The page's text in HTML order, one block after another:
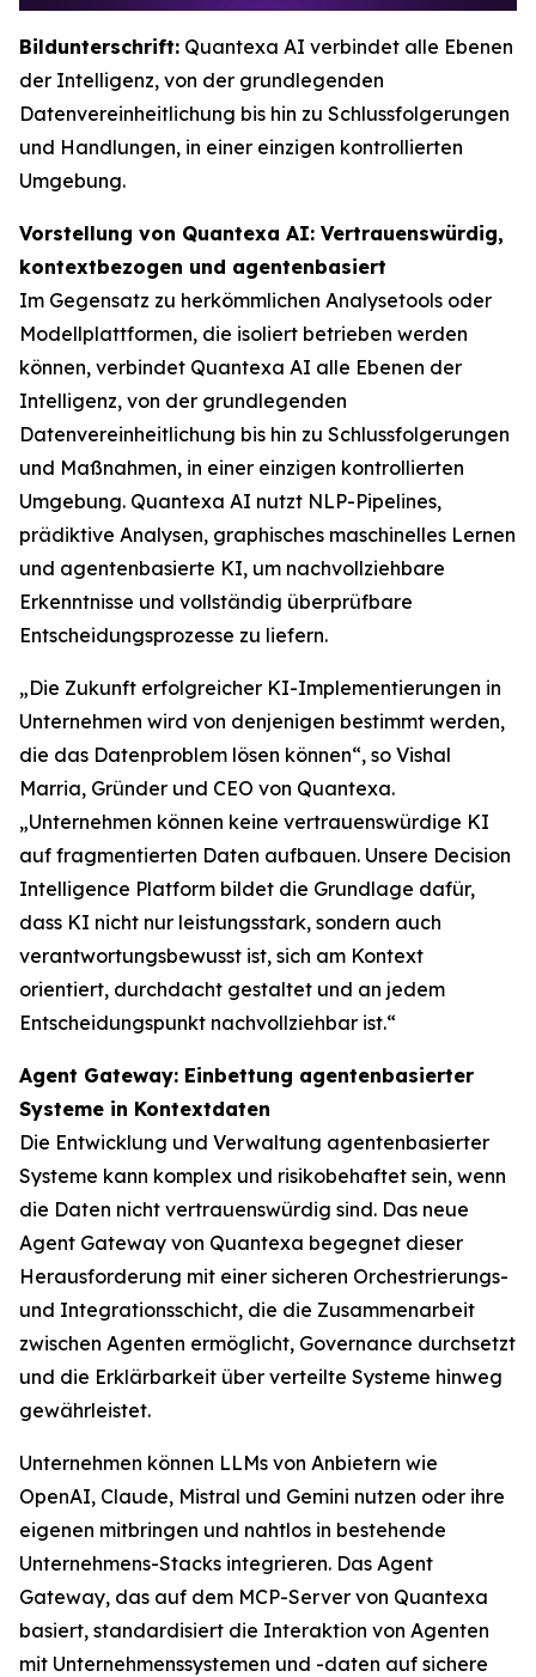
Bildunterschrift: Quantexa AI verbindet alle Ebenen
der Intelligenz, von der grundlegenden
Datenvereinheitlichung bis hin zu Schlussfolgerungen
und Handlungen, in einer einzigen kontrollierten
Umgebung.
Vorstellung von Quantexa AI: Vertrauenswürdig,
kontextbezogen und agentenbasiert
Im Gegensatz zu herkömmlichen Analysetools oder
Modellplattformen, die isoliert betrieben werden
können, verbindet Quantexa AI alle Ebenen der
Intelligenz, von der grundlegenden
Datenvereinheitlichung bis hin zu Schlussfolgerungen
und Maßnahmen, in einer einzigen kontrollierten
Umgebung. Quantexa AI nutzt NLP-Pipelines,
prädiktive Analysen, graphisches maschinelles Lernen
und agentenbasierte KI, um nachvollziehbare
Erkenntnisse und vollständig überprüfbare
Entscheidungsprozesse zu liefern.
„Die Zukunft erfolgreicher KI-Implementierungen in
Unternehmen wird von denjenigen bestimmt werden,
die das Datenproblem lösen können“, so Vishal
Marria, Gründer und CEO von Quantexa.
„Unternehmen können keine vertrauenswürdige KI
auf fragmentierten Daten aufbauen. Unsere Decision
Intelligence Platform bildet die Grundlage dafür,
dass KI nicht nur leistungsstark, sondern auch
verantwortungsbewusst ist, sich am Kontext
orientiert, durchdacht gestaltet und an jedem
Entscheidungspunkt nachvollziehbar ist.“
Agent Gateway: Einbettung agentenbasierter
Systeme in Kontextdaten
Die Entwicklung und Verwaltung agentenbasierter
Systeme kann komplex und risikobehaftet sein, wenn
die Daten nicht vertrauenswürdig sind. Das neue
Agent Gateway von Quantexa begegnet dieser
Herausforderung mit einer sicheren Orchestrierungs-
und Integrationsschicht, die die Zusammenarbeit
zwischen Agenten ermöglicht, Governance durchsetzt
und die Erklärbarkeit über verteilte Systeme hinweg
gewährleistet.
Unternehmen können LLMs von Anbietern wie
OpenAI, Claude, Mistral und Gemini nutzen oder ihre
eigenen mitbringen und nahtlos in bestehende
Unternehmens-Stacks integrieren. Das Agent
Gateway, das auf dem MCP-Server von Quantexa
basiert, standardisiert die Interaktion von Agenten
mit Unternehmenssystemen und -daten auf sichere